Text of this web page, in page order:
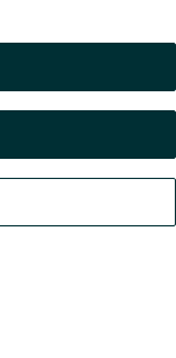
Czat Konto